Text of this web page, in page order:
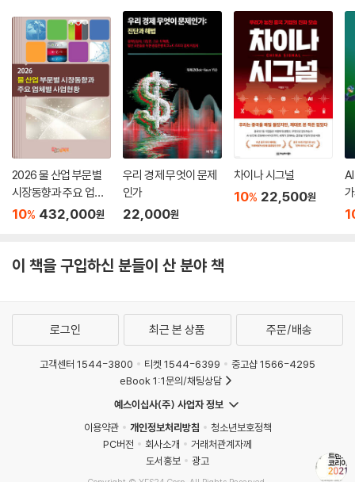
중고가 아니라 N번째 새 제품, 즉 ‘N차 신상’이 되는 것이다. 리셀은 옴니채
널-세포마켓의 계보를 잇는 거래와 유통의 새로운 한 축으로 발전해나갈
것이다.
Everyone Matters in the ‘CX Universe’ | CX 유니버스
고객이 접하는 상품과 브랜드의 수는 폭발적으로 증가하고, 넘쳐나는 소비
자 정보 속에서 고객충성도는 갈수록 떨어지고 있다. 이러한 상황에서 디
지털 편의성에 최적화된 소비자들을 위해 브랜드를 관리하고 디지털 전환
(DT, Digital Transformation)을 이룩하려면 무엇이 가장 중요한가?
바로 ‘고객경험의 총체적 관리’다. 고객경험을 CX(Customer eXperien
ce)라고 하는데, 이 CX가 단편적인 접점 관리에 그치지 않고 마치 마블 유
객들이 브랜드와 함께 세계관을 확장해나가게 하고 싶다면, 2021년을 CX
‘Real Me’: Searching for My Real Label | 레이블링 게임
나를 꽃으로 표현한다면 무슨 꽃일까? 혹은 음식이라면, 브랜드라면? 최
근 각종 성향 테스트가 인기다. MBTI, 꼰대레벨, 대학교 학과 테스트 등 급
격히 유행하는 각종 테스트는 다원화한 현대사회에서 ‘찐(진짜)’ 자아를
찾으려는 현대인의 갈구다. 현대인의 자아 찾기는 단지 철학의 문제만은
아니다. 소비사회를 사는 소비자들에게 자아란 소비 행태를 결정하는 가장
근원적인 문제다. 과거에는 자신을 표현하기 위해 자기정체성에 맞는 브랜
드를 선택했다면, 이제는 “이런 브랜드를 구매하는 걸 보니 나는 이런 사
람”이라는 역의 인과관계가 성립한다. 비정형화되는 사회적 가치 속에서
2026 물 산업 부문별
시장동향과 주요 업체
별 사업현황
10% 432,000원
우리 경제 무엇이 문제
인가
22,000원
차이나 시그널
10% 22,500원
이 책을 구입하신 분들이 산 분야 책
로그인 최근 본 상품 주문/배송
고객센터 1544-3800 티켓 1544-6399
중고샵 1566-4295
eBook 1:1문의/채팅상담
예스이십사(주) 사업자 정보
이용약관
개인정보처리방침
청소년보호정책
PC버전
회사소개
거래처관계자께
도서홍보
광고